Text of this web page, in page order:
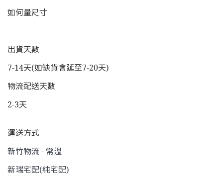
如何量尺寸
出貨天數
7-14天(如缺貨會延至7-20天)
物流配送天數
2-3天
運送方式
新竹物流 - 常溫
新瑞宅配(純宅配)